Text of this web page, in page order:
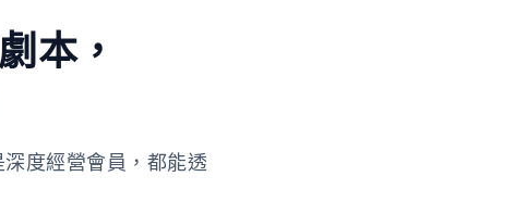
本，
度經營會員，都能透